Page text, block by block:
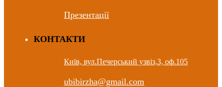
Презентації
КОНТАКТИ
Київ, вул.Печерський узвіз,3, оф.105
ubibirzha@gmail.com